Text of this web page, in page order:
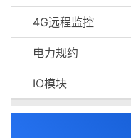
4G远程监控
电力规约
IO模块